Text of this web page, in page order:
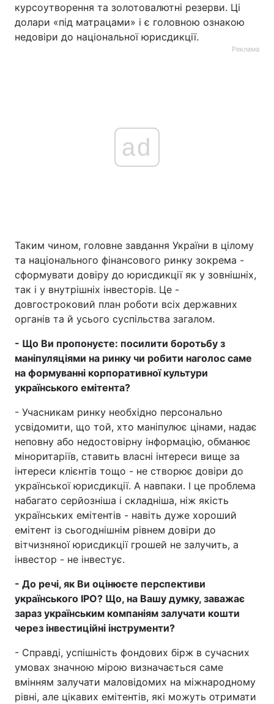
курсоутворення та золотовалютні резерви. Ці
долари «під матрацами» і є головною ознакою
недовіри до національної юрисдикції.
Реклама
ad
Таким чином, головне завдання України в цілому
та національного фінансового ринку зокрема -
сформувати довіру до юрисдикції як у зовнішніх,
так і у внутрішніх інвесторів. Це -
довгостроковий план роботи всіх державних
органів та й усього суспільства загалом.
- Що Ви пропонуєте: посилити боротьбу з
маніпуляціями на ринку чи робити наголос саме
на формуванні корпоративної культури
українського емітента?
- Учасникам ринку необхідно персонально
усвідомити, що той, хто маніпулює цінами, надає
неповну або недостовірну інформацію, обманює
міноритаріїв, ставить власні інтереси вище за
інтереси клієнтів тощо - не створює довіри до
української юрисдикції. А навпаки. І це проблема
набагато серйозніша і складніша, ніж якість
українських емітентів - навіть дуже хороший
емітент із сьогоднішнім рівнем довіри до
вітчизняної юрисдикції грошей не залучить, а
інвестор - не інвестує.
- До речі, як Ви оцінюєте перспективи
українського IPO? Що, на Вашу думку, заважає
зараз українським компаніям залучати кошти
через інвестиційні інструменти?
- Справді, успішність фондових бірж в сучасних
умовах значною мірою визначається саме
вмінням залучати маловідомих на міжнародному
рівні, але цікавих емітентів, які можуть отримати